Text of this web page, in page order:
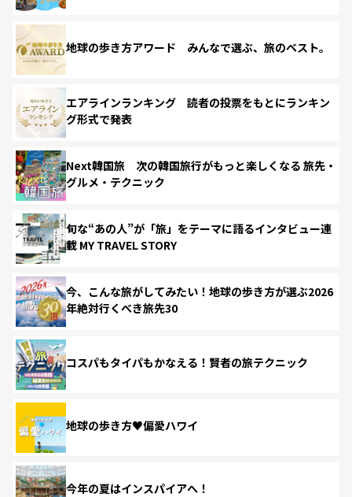
地球の歩き方アワード みんなで選ぶ、旅のベスト。
エアラインランキング 読者の投票をもとにランキン
グ形式で発表
Next韓国旅 次の韓国旅行がもっと楽しくなる 旅先・
グルメ・テクニック
旬な“あの人”が「旅」をテーマに語るインタビュー連
載 MY TRAVEL STORY
今、こんな旅がしてみたい！地球の歩き方が選ぶ2026
年絶対行くべき旅先30
コスパもタイパもかなえる！賢者の旅テクニック
地球の歩き方♥偏愛ハワイ
今年の夏はインスパイアへ！